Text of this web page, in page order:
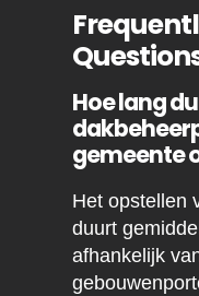
Hoe lang
gemeente
Het opstellen
duurt
afhankelijk